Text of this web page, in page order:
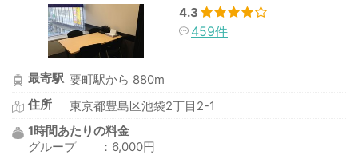
4.3
459件
最寄駅 要町駅から 880m
住所
東京都豊島区池袋2丁目2-1
1時間あたりの料金
グループ ：6,000円